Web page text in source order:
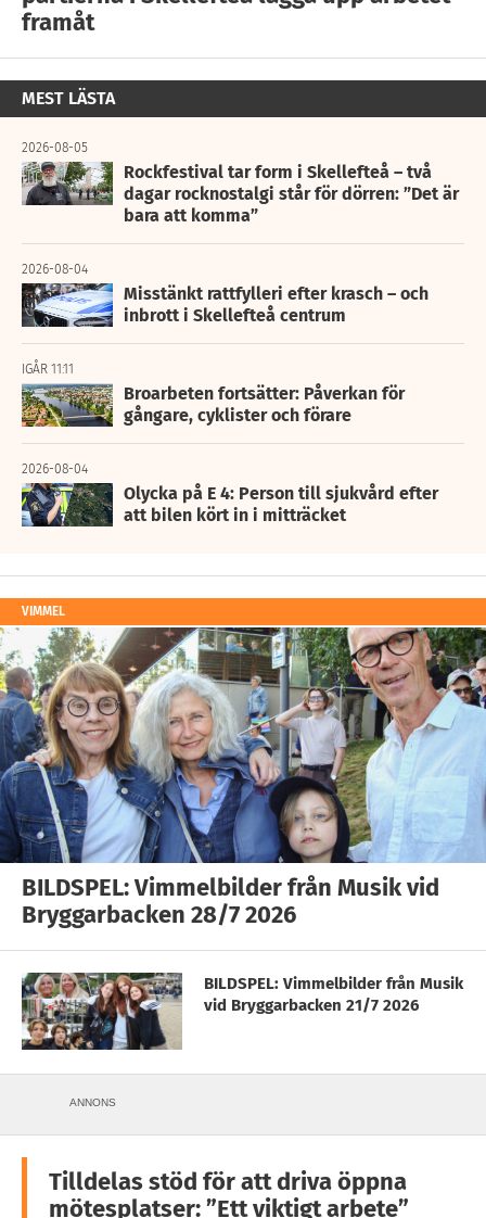
framåt
MEST LÄSTA
2026-08-05
Rockfestival tar form i Skellefteå – två
dagar rocknostalgi står för dörren: ”Det är
bara att komma”
2026-08-04
Misstänkt rattfylleri efter krasch – och
inbrott i Skellefteå centrum
IGÅR 11:11
Broarbeten fortsätter: Påverkan för
gångare, cyklister och förare
2026-08-04
Olycka på E 4: Person till sjukvård efter
att bilen kört in i mitträcket
VIMMEL
BILDSPEL: Vimmelbilder från Musik vid
Bryggarbacken 28/7 2026
BILDSPEL: Vimmelbilder från Musik
vid Bryggarbacken 21/7 2026
ANNONS
Tilldelas stöd för att driva öppna
mötesplatser: ”Ett viktigt arbete”